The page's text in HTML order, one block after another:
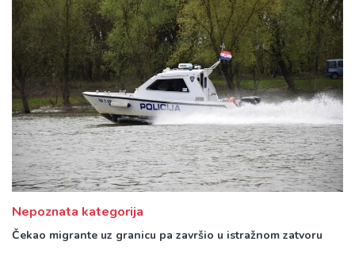
Nepoznata kategorija
Čekao migrante uz granicu pa završio u istražnom zatvoru